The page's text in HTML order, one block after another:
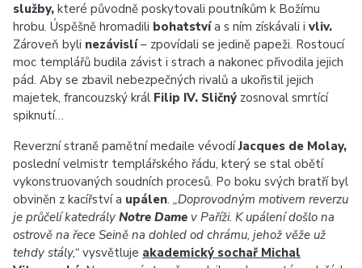
služby, které původně poskytovali poutníkům k Božímu
hrobu. Úspěšně hromadili bohatstvía s ním získávali i vliv.
Zároveň byli nezávislí– zpovídali se jedině papeži. Rostoucí
moc templářů budila závist i strach a nakonec přivodila jejich
pád. Aby se zbavil nebezpečných rivalů a ukořistil jejich
majetek, francouzský král Filip IV. Sličný zosnoval smrtící
spiknutí…
Reverzní straně pamětní medaile vévodíJacques de Molay,
poslední velmistr templářského řádu, který se stal obětí
vykonstruovaných soudních procesů. Po boku svých bratří byl
obviněn z kacířství a upálen. „Doprovodným motivem reverzu
je průčelí katedrály Notre Dame v Paříži. K upálení došlo na
ostrově na řece Seině na dohled od chrámu, jehož věže už
tehdy stály,“ vysvětluje akademický sochař Michal